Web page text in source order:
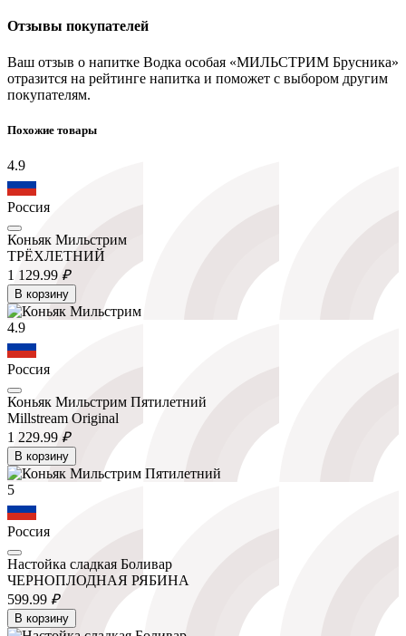
Отзывы покупателей
Ваш отзыв о напитке Водка особая «МИЛЬСТРИМ Брусника»
отразится на рейтинге напитка и поможет с выбором другим
покупателям.
Похожие товары
4.9
Россия
Коньяк Мильстрим
ТРЁХЛЕТНИЙ
1 129.99 ₽
В корзину
4.9
Россия
Коньяк Мильстрим Пятилетний
Millstream Original
1 229.99 ₽
В корзину
5
Россия
Настойка сладкая Боливар
ЧЕРНОПЛОДНАЯ РЯБИНА
599.99 ₽
В корзину